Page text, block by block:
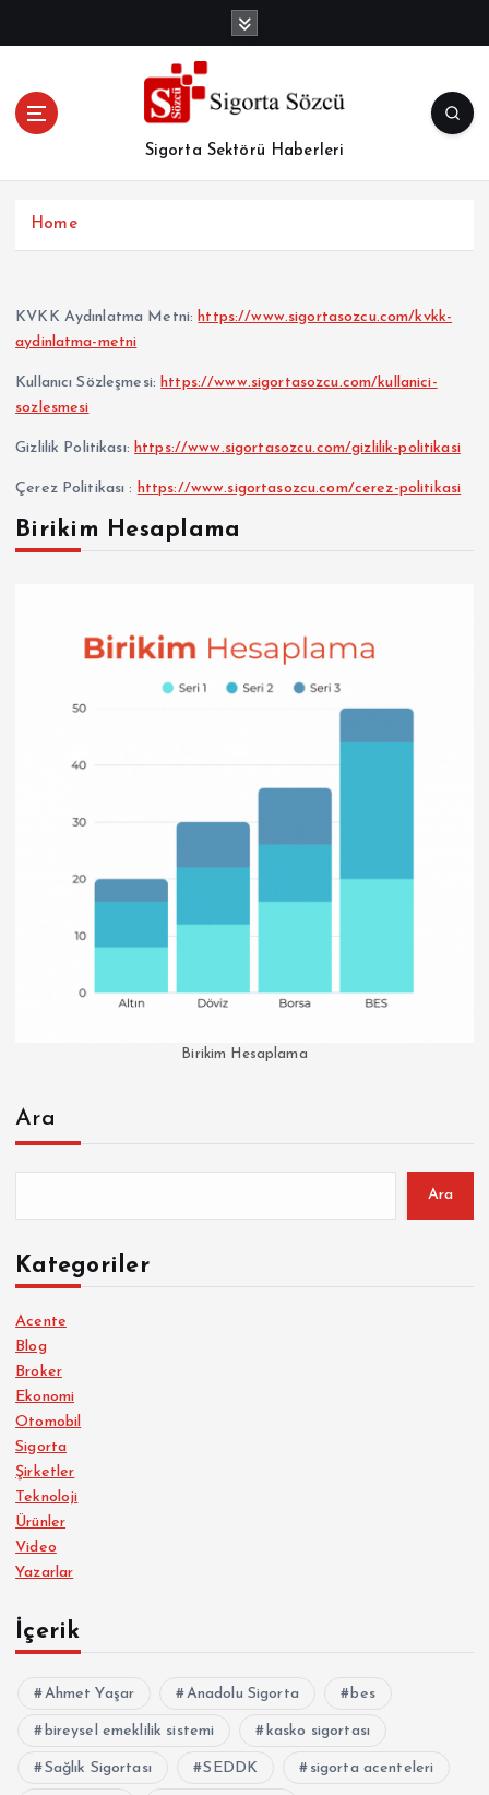
Sigorta Sektörü Haberleri
Home
KVKK Aydınlatma Metni: https://www.sigortasozcu.com/kvkk-
aydinlatma-metni
Kullanıcı Sözleşmesi: https://www.sigortasozcu.com/kullanici-
sozlesmesi
Gizlilik Politikası: https://www.sigortasozcu.com/gizlilik-politikasi
Çerez Politikası : https://www.sigortasozcu.com/cerez-politikasi
Birikim Hesaplama
Birikim Hesaplama
Ara
Ara
Kategoriler
Acente
Blog
Broker
Ekonomi
Otomobil
Sigorta
Şirketler
Teknoloji
Ürünler
Video
Yazarlar
İçerik
Ahmet Yaşar Anadolu Sigorta bes
bireysel emeklilik sistemi kasko sigortası
Sağlık Sigortası SEDDK sigorta acenteleri